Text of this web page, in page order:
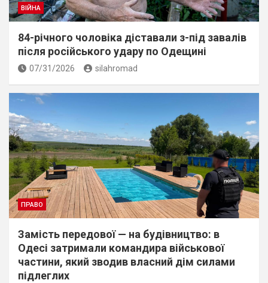
ВІЙНА
84-річного чоловіка діставали з-під завалів
пiсля росiйського удару по Одещині
07/31/2026 silahromad
ПРАВО
Замість передової — на будівництво: в
Одесі затримали командира військової
частини, який зводив власний дім силами
підлеглих